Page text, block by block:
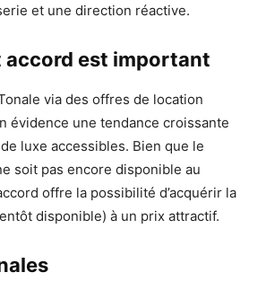
et une direction réactive.
accord est important
via des offres de location
évidence une tendance croissante
luxe accessibles. Bien que le
soit pas encore disponible au
offre la possibilité d’acquérir la
disponible) à un prix attractif.